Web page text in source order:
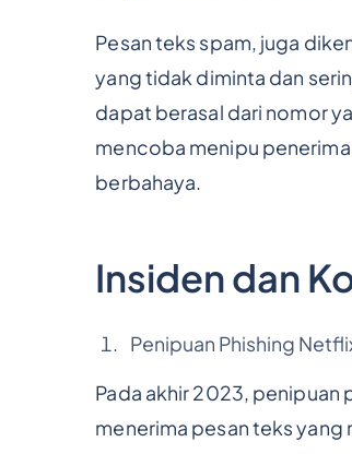
Pesan teks spam, juga
yang tidak diminta dan
dapat berasal dari nomor
mencoba menipu
berbahaya.
Insiden dan
Penipuan Phishing
Pada akhir 2023, penipuan
menerima pesan teks yang